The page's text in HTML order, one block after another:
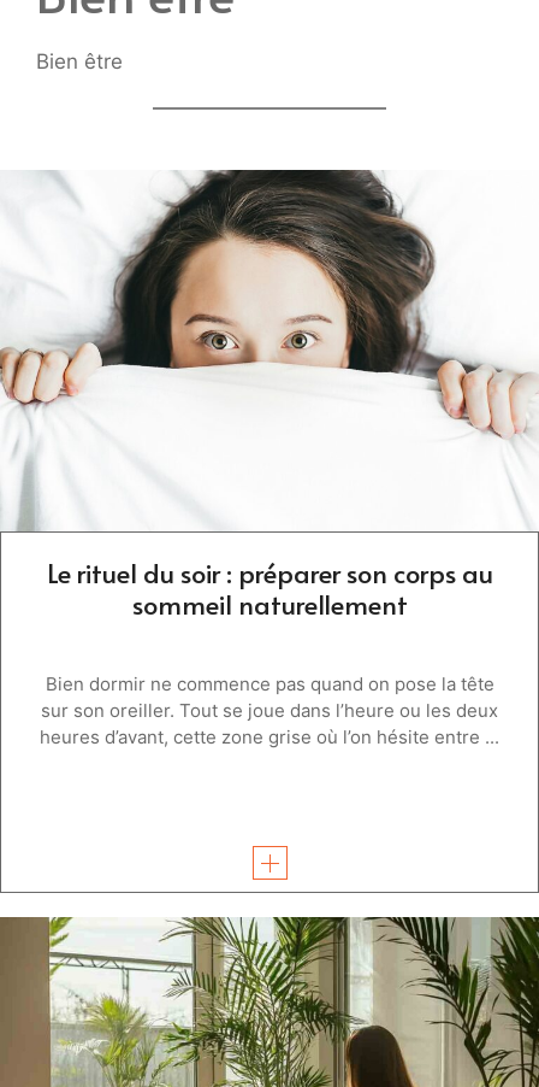
Bien être
Le rituel du soir : préparer son corps au
sommeil naturellement
Bien dormir ne commence pas quand on pose la tête
sur son oreiller. Tout se joue dans l’heure ou les deux
heures d’avant, cette zone grise où l’on hésite entre ...